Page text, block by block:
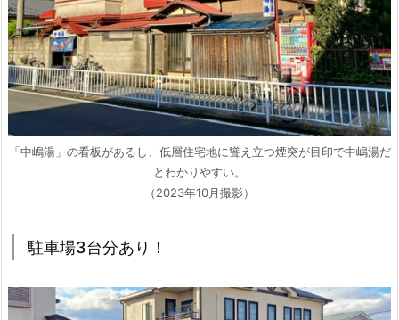
「中嶋湯」の看板があるし、低層住宅地に聳え立つ煙突が目印で中嶋湯だ
とわかりやすい。
（2023年10月撮影）
駐車場3台分あり！